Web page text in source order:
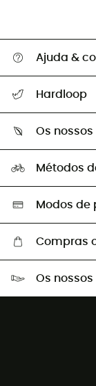
Ajuda &
Guia de tamanhos
Trocas &
Hardloop
Os nossos
Os
Seleção eco-
Métodos
Modos
Compras
Os